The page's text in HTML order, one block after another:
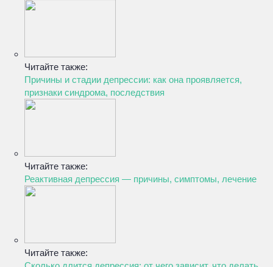
Читайте также:
Причины и стадии депрессии: как она проявляется,
признаки синдрома, последствия
Читайте также:
Реактивная депрессия — причины, симптомы, лечение
Читайте также: